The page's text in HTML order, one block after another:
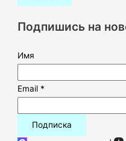
:Подпишись на
Имя
Email *